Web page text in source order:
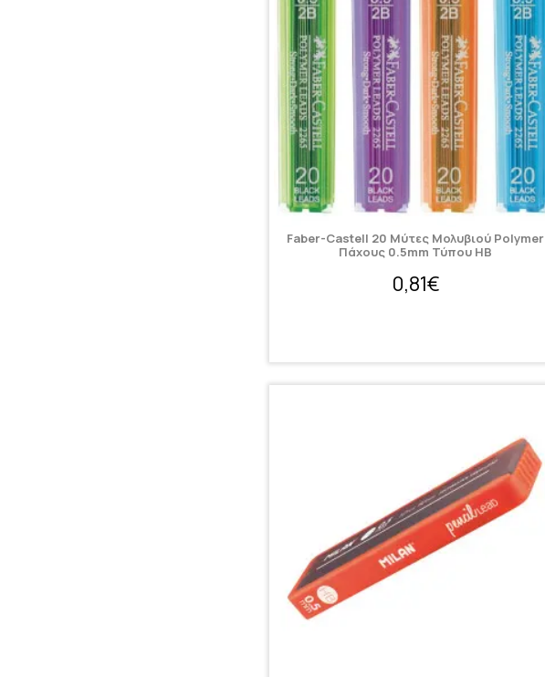
Faber-Castell 20 Μύτες Μολυβιού Polymer
Πάχους 0.5mm Τύπου HB
0,81€